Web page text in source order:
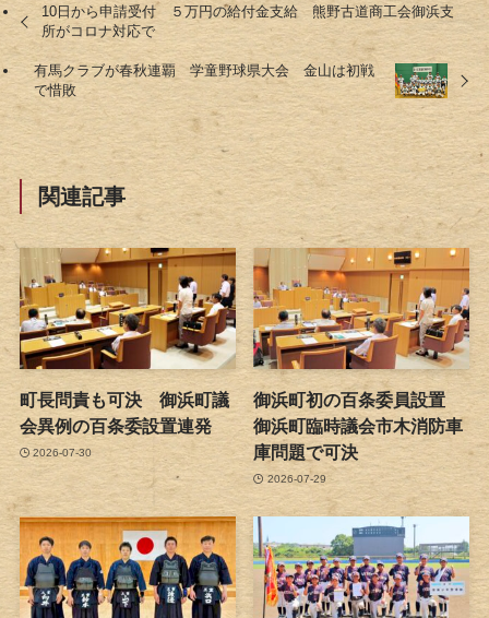
10日から申請受付 ５万円の給付金支給 熊野古道商工会御浜支
所がコロナ対応で
有馬クラブが春秋連覇 学童野球県大会 金山は初戦
で惜敗
関連記事
町長問責も可決 御浜町議
会異例の百条委設置連発
2026-07-30
御浜町初の百条委員設置
御浜町臨時議会市木消防車
庫問題で可決
2026-07-29